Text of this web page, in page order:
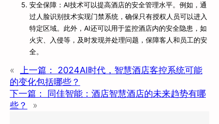
安全保障：AI技术可以提高酒店的安全管理水平。例如，通
过人脸识别技术实现门禁系统，确保只有授权人员可以进入
特定区域。此外，AI还可以用于监控酒店内的安全隐患，如
火灾、入侵等，及时发现并处理问题，保障客人和员工的安
全。
« 上一篇：
2024AI时代，智慧酒店客控系统可能
的变化包括哪些？
下一篇：
同佳智能：酒店智慧酒店的未来趋势有哪
些？
»